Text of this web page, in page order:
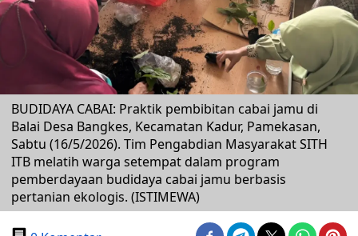
BUDIDAYA CABAI: Praktik pembibitan cabai jamu di
Balai Desa Bangkes, Kecamatan Kadur, Pamekasan,
Sabtu (16/5/2026). Tim Pengabdian Masyarakat SITH
ITB melatih warga setempat dalam program
pemberdayaan budidaya cabai jamu berbasis
pertanian ekologis. (ISTIMEWA)